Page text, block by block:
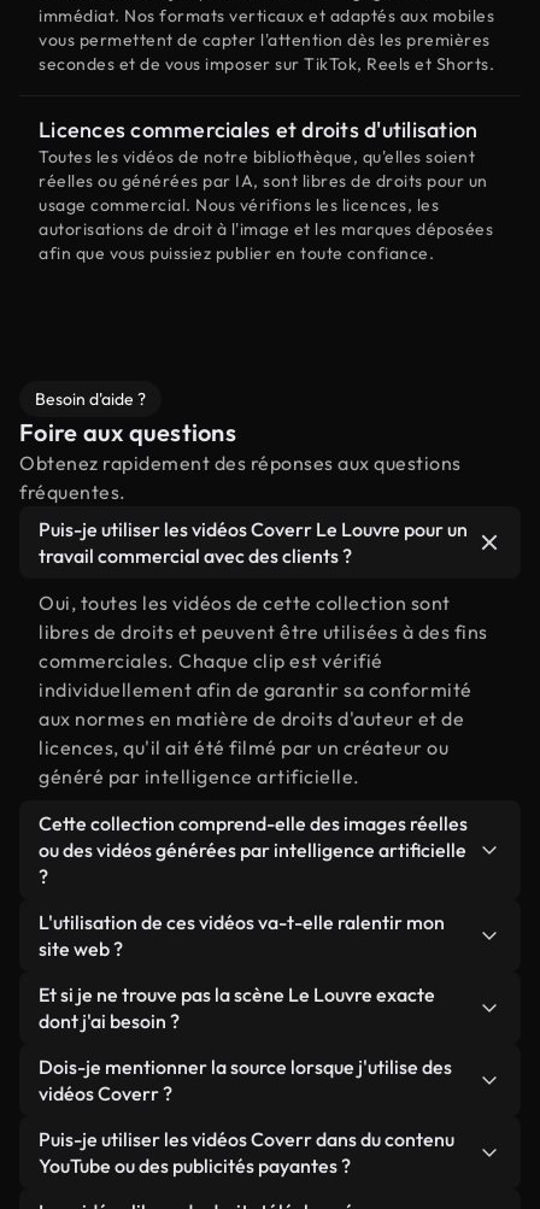
immédiat. Nos formats verticaux et adaptés aux mobiles
vous permettent de capter l'attention dès les premières
secondes et de vous imposer sur TikTok, Reels et Shorts.
Licences commerciales et droits d'utilisation
Toutes les vidéos de notre bibliothèque, qu'elles soient
réelles ou générées par IA, sont libres de droits pour un
usage commercial. Nous vérifions les licences, les
autorisations de droit à l'image et les marques déposées
afin que vous puissiez publier en toute confiance.
Besoin d'aide ?
Foire aux questions
Obtenez rapidement des réponses aux questions
fréquentes.
Puis-je utiliser les vidéos Coverr Le Louvre pour un
travail commercial avec des clients ?
Oui, toutes les vidéos de cette collection sont
libres de droits et peuvent être utilisées à des fins
commerciales. Chaque clip est vérifié
individuellement afin de garantir sa conformité
aux normes en matière de droits d'auteur et de
licences, qu'il ait été filmé par un créateur ou
généré par intelligence artificielle.
Cette collection comprend-elle des images réelles
ou des vidéos générées par intelligence artificielle
?
Les deux. Il s'agit d'une bibliothèque hybride
composée de véritables images filmées par des
générées par IA. Chaque vidéo est clairement
identifiée afin que vous sachiez toujours ce que
vous utilisez.
L'utilisation de ces vidéos va-t-elle ralentir mon
site web ?
Sauf si vous choisissez nos versions optimisées.
Nous proposons des formats légers, prêts pour le
ils conservent une qualité élevée tout en
minimisant les temps de chargement et en
améliorant des indicateurs comme le LCP.
Et si je ne trouve pas la scène Le Louvre exacte
dont j'ai besoin ?
Vous pouvez en créer une instantanément avec
Coverr AI Studio. Il vous suffit de décrire la scène,
le Studio générera en quelques secondes une vidéo
personnalisée conforme à nos normes de licence.
Dois-je mentionner la source lorsque j'utilise des
vidéos Coverr ?
Aucune attribution n'est requise. Toutes les vidéos
de notre bibliothèque sont libres de droits et
Puis-je utiliser les vidéos Coverr dans du contenu
YouTube ou des publicités payantes ?
Oui. Toutes les séquences vidéo de Coverr peuvent